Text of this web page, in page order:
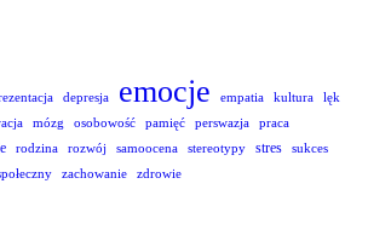
depresja emocje empatia kultura
lęk
mózg osobowość pamięć perswazja
praca
rodzina rozwój samoocena stereotypy stres sukces
zachowanie zdrowie